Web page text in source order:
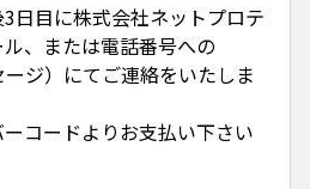
日目に株式会社ネットプロテ
、または電話番号への
ジ）にてご連絡をいたしま
コードよりお支払い下さい